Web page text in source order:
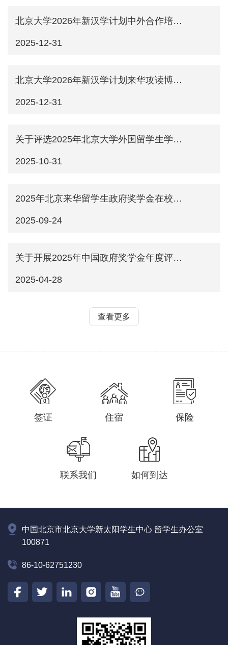
北京大学2026年新汉学计划中外合作培养博士项目（高级进修生项目）申请通知
2025-12-31
北京大学2026年新汉学计划来华攻读博士学位项目申请通知
2025-12-31
关于评选2025年北京大学外国留学生学习优秀奖的通知
2025-10-31
2025年北京来华留学生政府奖学金在校生申请通知
2025-09-24
关于开展2025年中国政府奖学金年度评审工作的通知
2025-04-28
查看更多
签证 住宿 保险
联系我们 如何到达
中国北京市北京大学新太阳学生中心 留学生办公室
100871
86-10-62751230